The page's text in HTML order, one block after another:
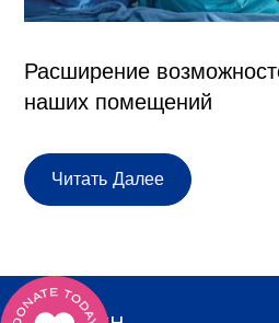
Расширение
наших помещений
Читать Далее